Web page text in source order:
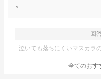
。
回
泣いても落ちにくいマスカラ
全てのおす